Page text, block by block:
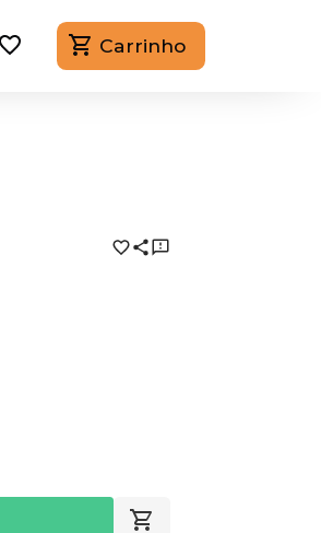
Carrinho